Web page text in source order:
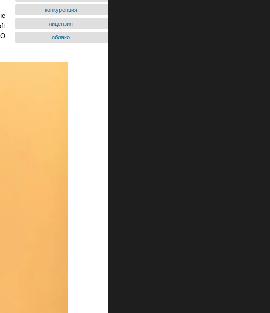
конкуренция
лицензия
облако